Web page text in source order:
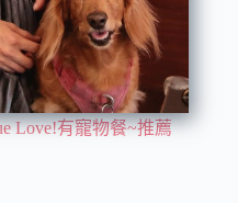
Love!有寵物餐~推薦